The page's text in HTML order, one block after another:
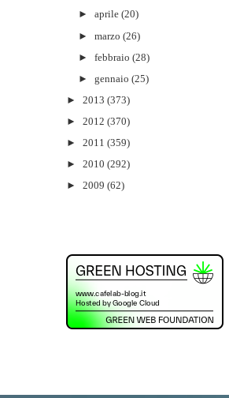
►aprile (20)
►marzo (26)
►febbraio (28)
►gennaio (25)
► 2013 (373)
► 2012 (370)
► 2011 (359)
► 2010 (292)
► 2009 (62)